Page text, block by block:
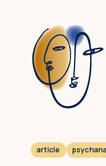
article